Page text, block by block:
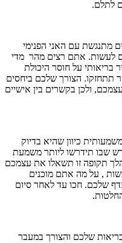
לתלם.
מתנגשת עם האני הפנימי
לעשות. אתם רצים מהר מדי
על חוסר היכולת
תתחזקו. הצורך שלכם ביחסים
ולכן בקשרים בין אישיים
כיוון שהיא בדיוק
שבו תידרשו ליותר משמעת
תקופה זו תשאלו את עצמכם
, על מה אתם מוכנים
שלכם. חכו עד לאחר סיום
שלכם והצורך במעבר